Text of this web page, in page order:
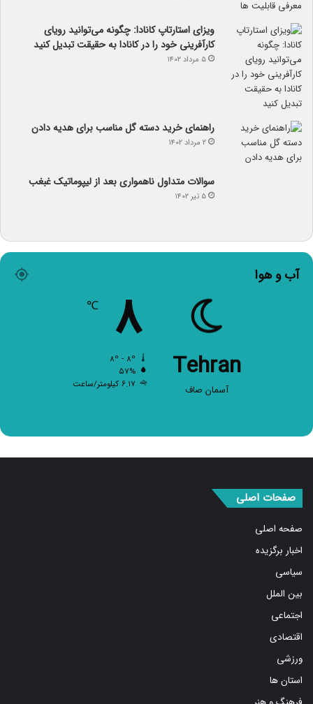
ویزای استارتاپ کانادا: چگونه می‌توانید رویای
کارآفرینی خود را در کانادا به حقیقت تبدیل کنید
۵ مرداد ۱۴۰۲
راهنمای خرید دسته گل مناسب برای هدیه دادن
۲ مرداد ۱۴۰۲
سوالات متداول ناهمواری بعد از لیپوماتیک غبغب
۵ تیر ۱۴۰۲
آب و هوا
Tehran
آسمان صاف
۸ ℃
۵۷%
۶.۱۷ کیلومتر/ساعت
صفحات اصلی
اخبار برگزیده
فرهنگ و هنر